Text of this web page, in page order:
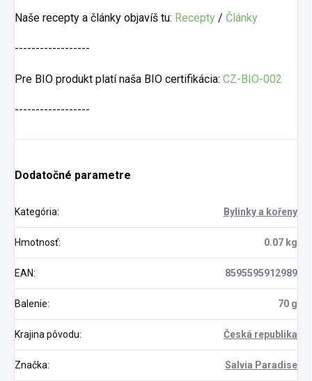
Naše recepty a články objavíš tu: Recepty / Články
------------------
Pre BIO produkt platí naša BIO certifikácia: CZ-BIO-002
------------------
Dodatočné parametre
Kategória: Bylinky a kořeny
Hmotnosť: 0.07 kg
EAN: 8595595912989
Balenie: 70 g
Krajina pôvodu: Česká republika
Značka: Salvia Paradise